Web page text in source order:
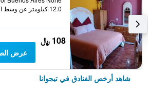
12.0 كيلومتر عن وسط المدينة
108 ﷼
عرض
شاهد أرخص الفنادق في تيجوانا